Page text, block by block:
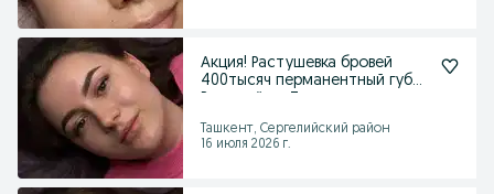
Акция! Растушевка бровей
400тысяч перманентный губ
Ташкент, Сергелийский район
16 июля 2026 г.